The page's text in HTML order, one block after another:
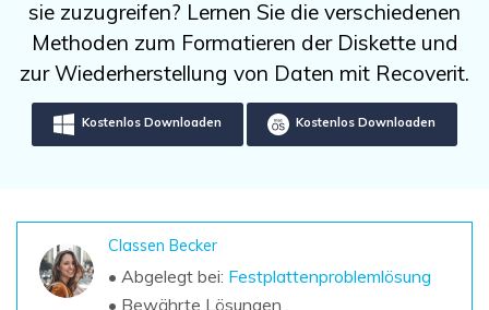
Unbegrenzte Daten vom Mac-System
wiederherstellen
Kostenlos Testen
Kostenlos Testen
Datenverlust-Szenarien
ALLE FUNKTIONEN ENTDECKEN
Aktuelles Thema
Sign In
search
sie zuzugreifen? Lernen Sie die verschiedenen
Methoden zum Formatieren der Diskette und
zur Wiederherstellung von Daten mit Recoverit.
Kostenlos Downloaden Kostenlos Downloaden
Classen Becker
• Abgelegt bei: Festplattenproblemlösung
• Bewährte Lösungen